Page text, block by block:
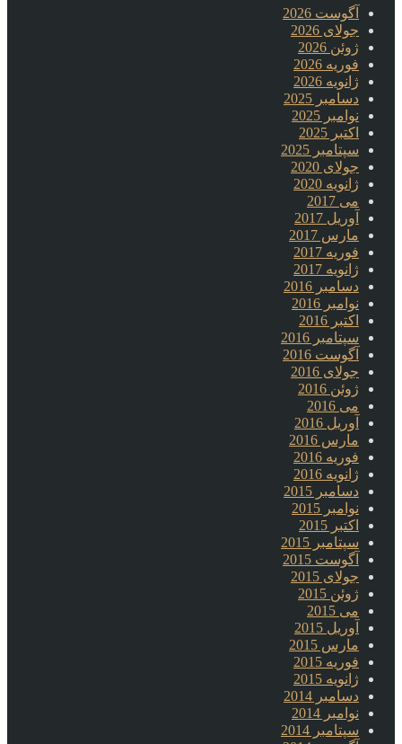
آگوست 2026
جولای 2026
ژوئن 2026
فوریه 2026
ژانویه 2026
دسامبر 2025
نوامبر 2025
اکتبر 2025
سپتامبر 2025
جولای 2020
ژانویه 2020
می 2017
آوریل 2017
مارس 2017
فوریه 2017
ژانویه 2017
دسامبر 2016
نوامبر 2016
اکتبر 2016
سپتامبر 2016
آگوست 2016
جولای 2016
ژوئن 2016
می 2016
آوریل 2016
مارس 2016
فوریه 2016
ژانویه 2016
دسامبر 2015
نوامبر 2015
اکتبر 2015
سپتامبر 2015
آگوست 2015
جولای 2015
ژوئن 2015
می 2015
آوریل 2015
مارس 2015
فوریه 2015
ژانویه 2015
دسامبر 2014
نوامبر 2014
سپتامبر 2014